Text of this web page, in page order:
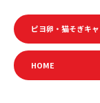
ピヨ卵・猫そぎキ
HOME